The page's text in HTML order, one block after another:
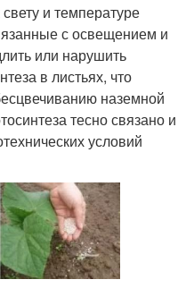
и температуре
с освещением и
или нарушить
в листьях, что
наземной
тесно связано и
условий